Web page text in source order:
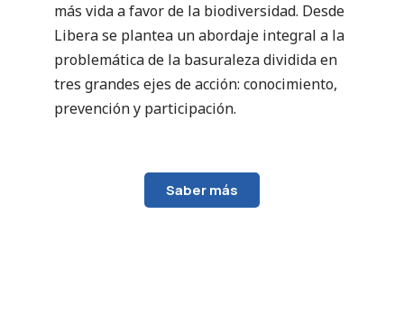
más vida a favor de la biodiversidad. Desde
Libera se plantea un abordaje integral a la
problemática de la basuraleza dividida en
tres grandes ejes de acción: conocimiento,
prevención y participación.
Saber más